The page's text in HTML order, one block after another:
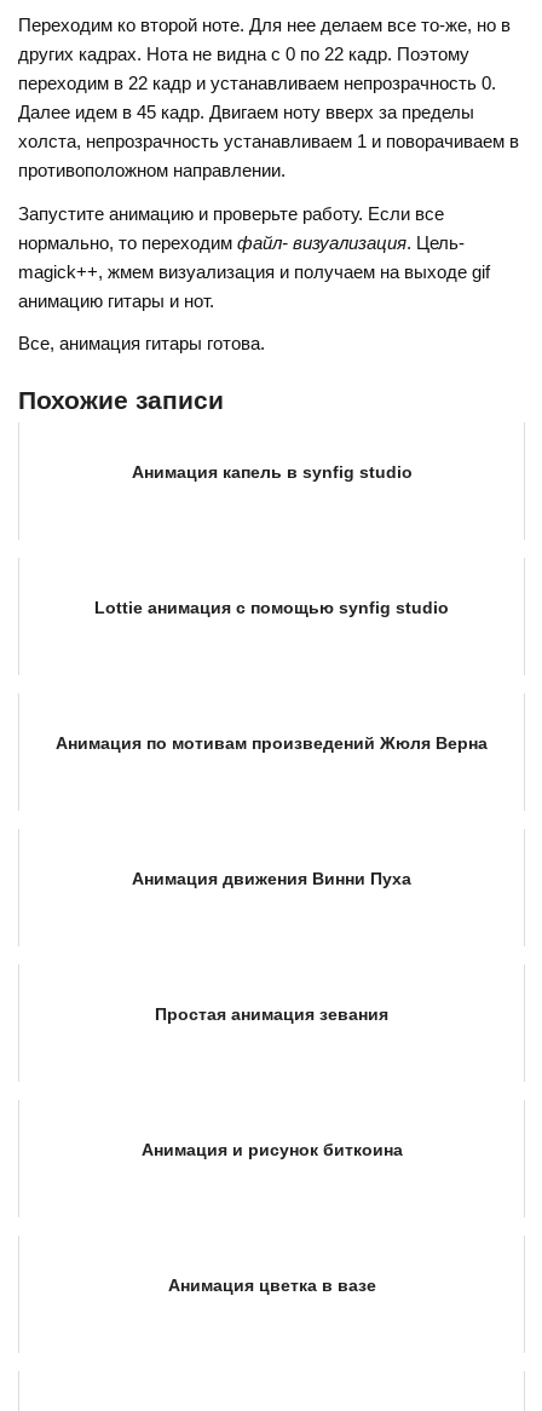
Переходим ко второй ноте. Для нее делаем все то-же, но в
других кадрах. Нота не видна с 0 по 22 кадр. Поэтому
переходим в 22 кадр и устанавливаем непрозрачность 0.
Далее идем в 45 кадр. Двигаем ноту вверх за пределы
холста, непрозрачность устанавливаем 1 и поворачиваем в
противоположном направлении.
Запустите анимацию и проверьте работу. Если все
нормально, то переходимфайл- визуализация. Цель-
magick++, жмем визуализация и получаем на выходе gif
анимацию гитары и нот.
Все, анимация гитары готова.
Похожие записи
Анимация капель в synfig studio
Lottie анимация с помощью synfig studio
Анимация по мотивам произведений Жюля Верна
Анимация движения Винни Пуха
Простая анимация зевания
Анимация и рисунок биткоина
Анимация цветка в вазе